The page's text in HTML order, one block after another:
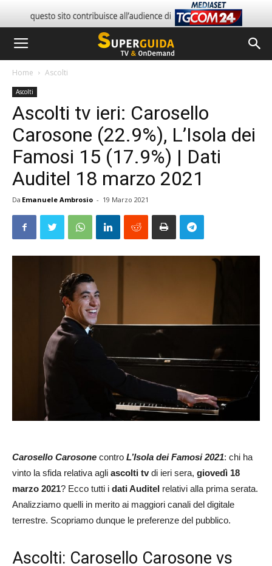
Home Ascolti
Ascolti
Ascolti tv ieri: Carosello
Carosone (22.9%), L’Isola dei
Famosi 15 (17.9%) | Dati
Auditel 18 marzo 2021
Da Emanuele Ambrosio - 19 Marzo 2021
Carosello Carosone contro L’Isola dei Famosi 2021: chi ha
vinto la sfida relativa agli ascolti tvdi ieri sera, giovedì 18
marzo 2021? Ecco tutti i dati Auditel relativi alla prima serata.
Analizziamo quelli in merito ai maggiori canali del digitale
terrestre. Scopriamo dunque le preferenze del pubblico.
Ascolti: Carosello Carosone vs